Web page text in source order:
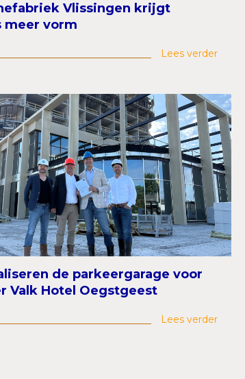
Vlissingen krijgt
meer vorm
Lees verder
de parkeergarage voor
Valk Hotel Oegstgeest
Lees verder